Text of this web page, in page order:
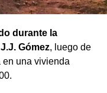
durante la
Gómez, luego de
una vivienda